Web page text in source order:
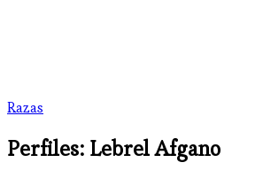
Razas
Perfiles: Lebrel Afgano